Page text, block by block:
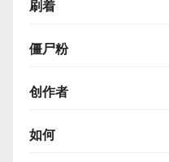
刷着
僵尸粉
创作者
如何